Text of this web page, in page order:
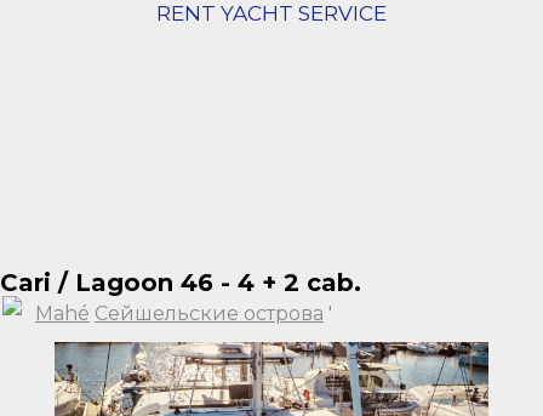
RENT YACHT SERVICE
Cari / Lagoon 46 - 4 + 2 cab.
Mahé Сейшельские острова '